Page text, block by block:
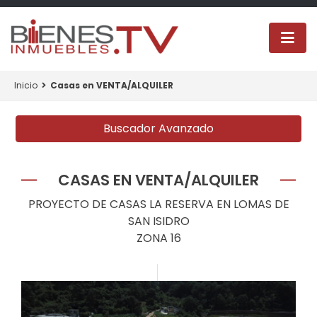
Inicio Casas en VENTA/ALQUILER
Buscador Avanzado
CASAS EN VENTA/ALQUILER
PROYECTO DE CASAS LA RESERVA EN LOMAS DE
SAN ISIDRO
ZONA 16